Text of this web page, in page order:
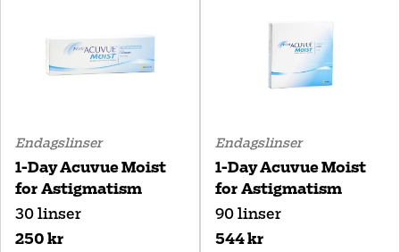
Endagslinser
1-Day Acuvue Moist
for Astigmatism
30 linser
250 kr
Endagslinser
1-Day Acuvue Moist
for Astigmatism
90 linser
544 kr